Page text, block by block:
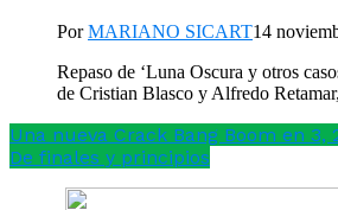
PorMARIANO SICART14
Repaso de ‘Luna Oscura y otros
de Cristian Blasco y Alfredo
Una nueva Crack Bang Boom en 3,
De finales y principios